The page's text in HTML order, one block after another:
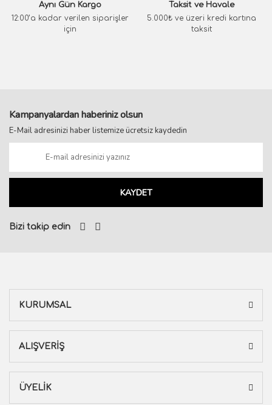
Aynı Gün Kargo
12:00’a kadar verilen siparişler
için
Taksit ve Havale
5.000₺ ve üzeri kredi kartına
taksit
Kampanyalardan haberiniz olsun
E-Mail adresinizi haber listemize ücretsiz kaydedin
KAYDET
Bizi takip edin
KURUMSAL
ALIŞVERİŞ
ÜYELİK